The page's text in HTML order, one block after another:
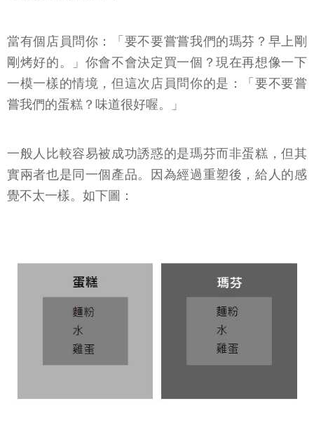
當有個店員問你：「要不要嘗嘗我們的瑪芬？早上剛
剛烤好的。」你會不會決定買一個？現在再想像一下
一模一樣的情境，但這次店員問你的是：「要不要嘗
嘗我們的蛋糕？味道很好喔。」
一般人比較容易被成功誘惑的是瑪芬而非蛋糕，但其
實兩者也是同一個產品。因為經過重塑後，給人的感
覺不太一樣。如下圖：